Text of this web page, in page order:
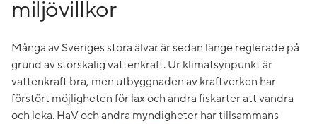
miljövillkor
Många av Sveriges stora älvar är sedan länge reglerade på
grund av storskalig vattenkraft. Ur klimatsynpunkt är
vattenkraft bra, men utbyggnaden av kraftverken har
förstört möjligheten för lax och andra fiskarter att vandra
och leka. HaV och andra myndigheter har tillsammans